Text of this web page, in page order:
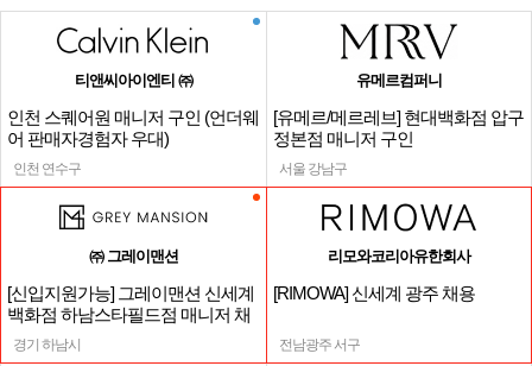
티앤씨아이엔티 ㈜
인천 스퀘어원 매니저 구인 (언더웨
어 판매자경험자 우대)
인천 연수구
유메르컴퍼니
[유메르/메르레브] 현대백화점 압구
정본점 매니저 구인
서울 강남구
㈜ 그레이맨션
[신입지원가능] 그레이맨션 신세계
백화점 하남스타필드점 매니저 채
용
경기 하남시
리모와코리아유한회사
[RIMOWA] 신세계 광주 채용
전남광주 서구